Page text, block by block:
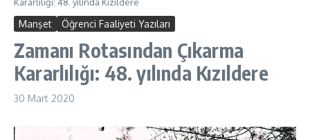
Manşet Öğrenci Faaliyeti Yazıları
Zamanı Rotasından Çıkarma
Kararlılığı: 48. yılında Kızıldere
30 Mart 2020